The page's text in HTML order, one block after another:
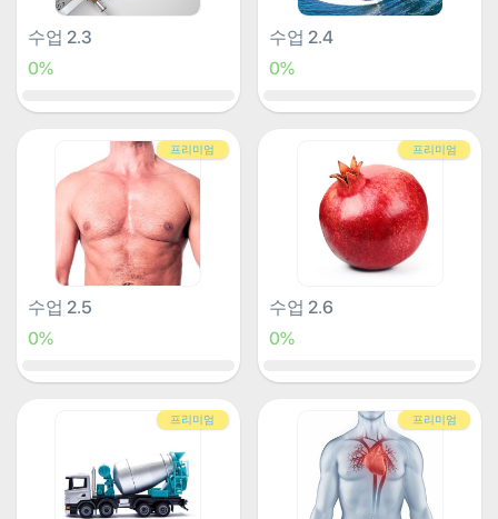
수업 2.3
0%
수업 2.4
0%
프리미엄
수업 2.5
0%
프리미엄
수업 2.6
0%
프리미엄 프리미엄